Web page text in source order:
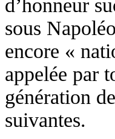
d’honneur
sous
encore «
appelée par
génération
suivantes.